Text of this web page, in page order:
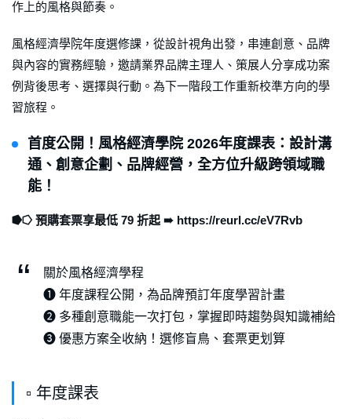
作上的風格與節奏。
風格經濟學院年度選修課，從設計視角出發，串連創意、品牌
與內容的實務經驗，邀請業界品牌主理人、策展人分享成功案
例背後思考、選擇與行動。為下一階段工作重新校準方向的學
習旅程。
首度公開！風格經濟學院 2026年度課表：設計溝
通、創意企劃、品牌經營，全方位升級跨領域職
能！
⭓⭔ 預購套票享最低 79 折起 ➠ https://reurl.cc/eV7Rvb
關於風格經濟學程
❶ 年度課程公開，為品牌預訂年度學習計畫
❷ 多種創意職能一次打包，掌握即時趨勢與知識補給
❸ 優惠方案全收納！選修盲鳥、套票更划算
▫ 年度課表